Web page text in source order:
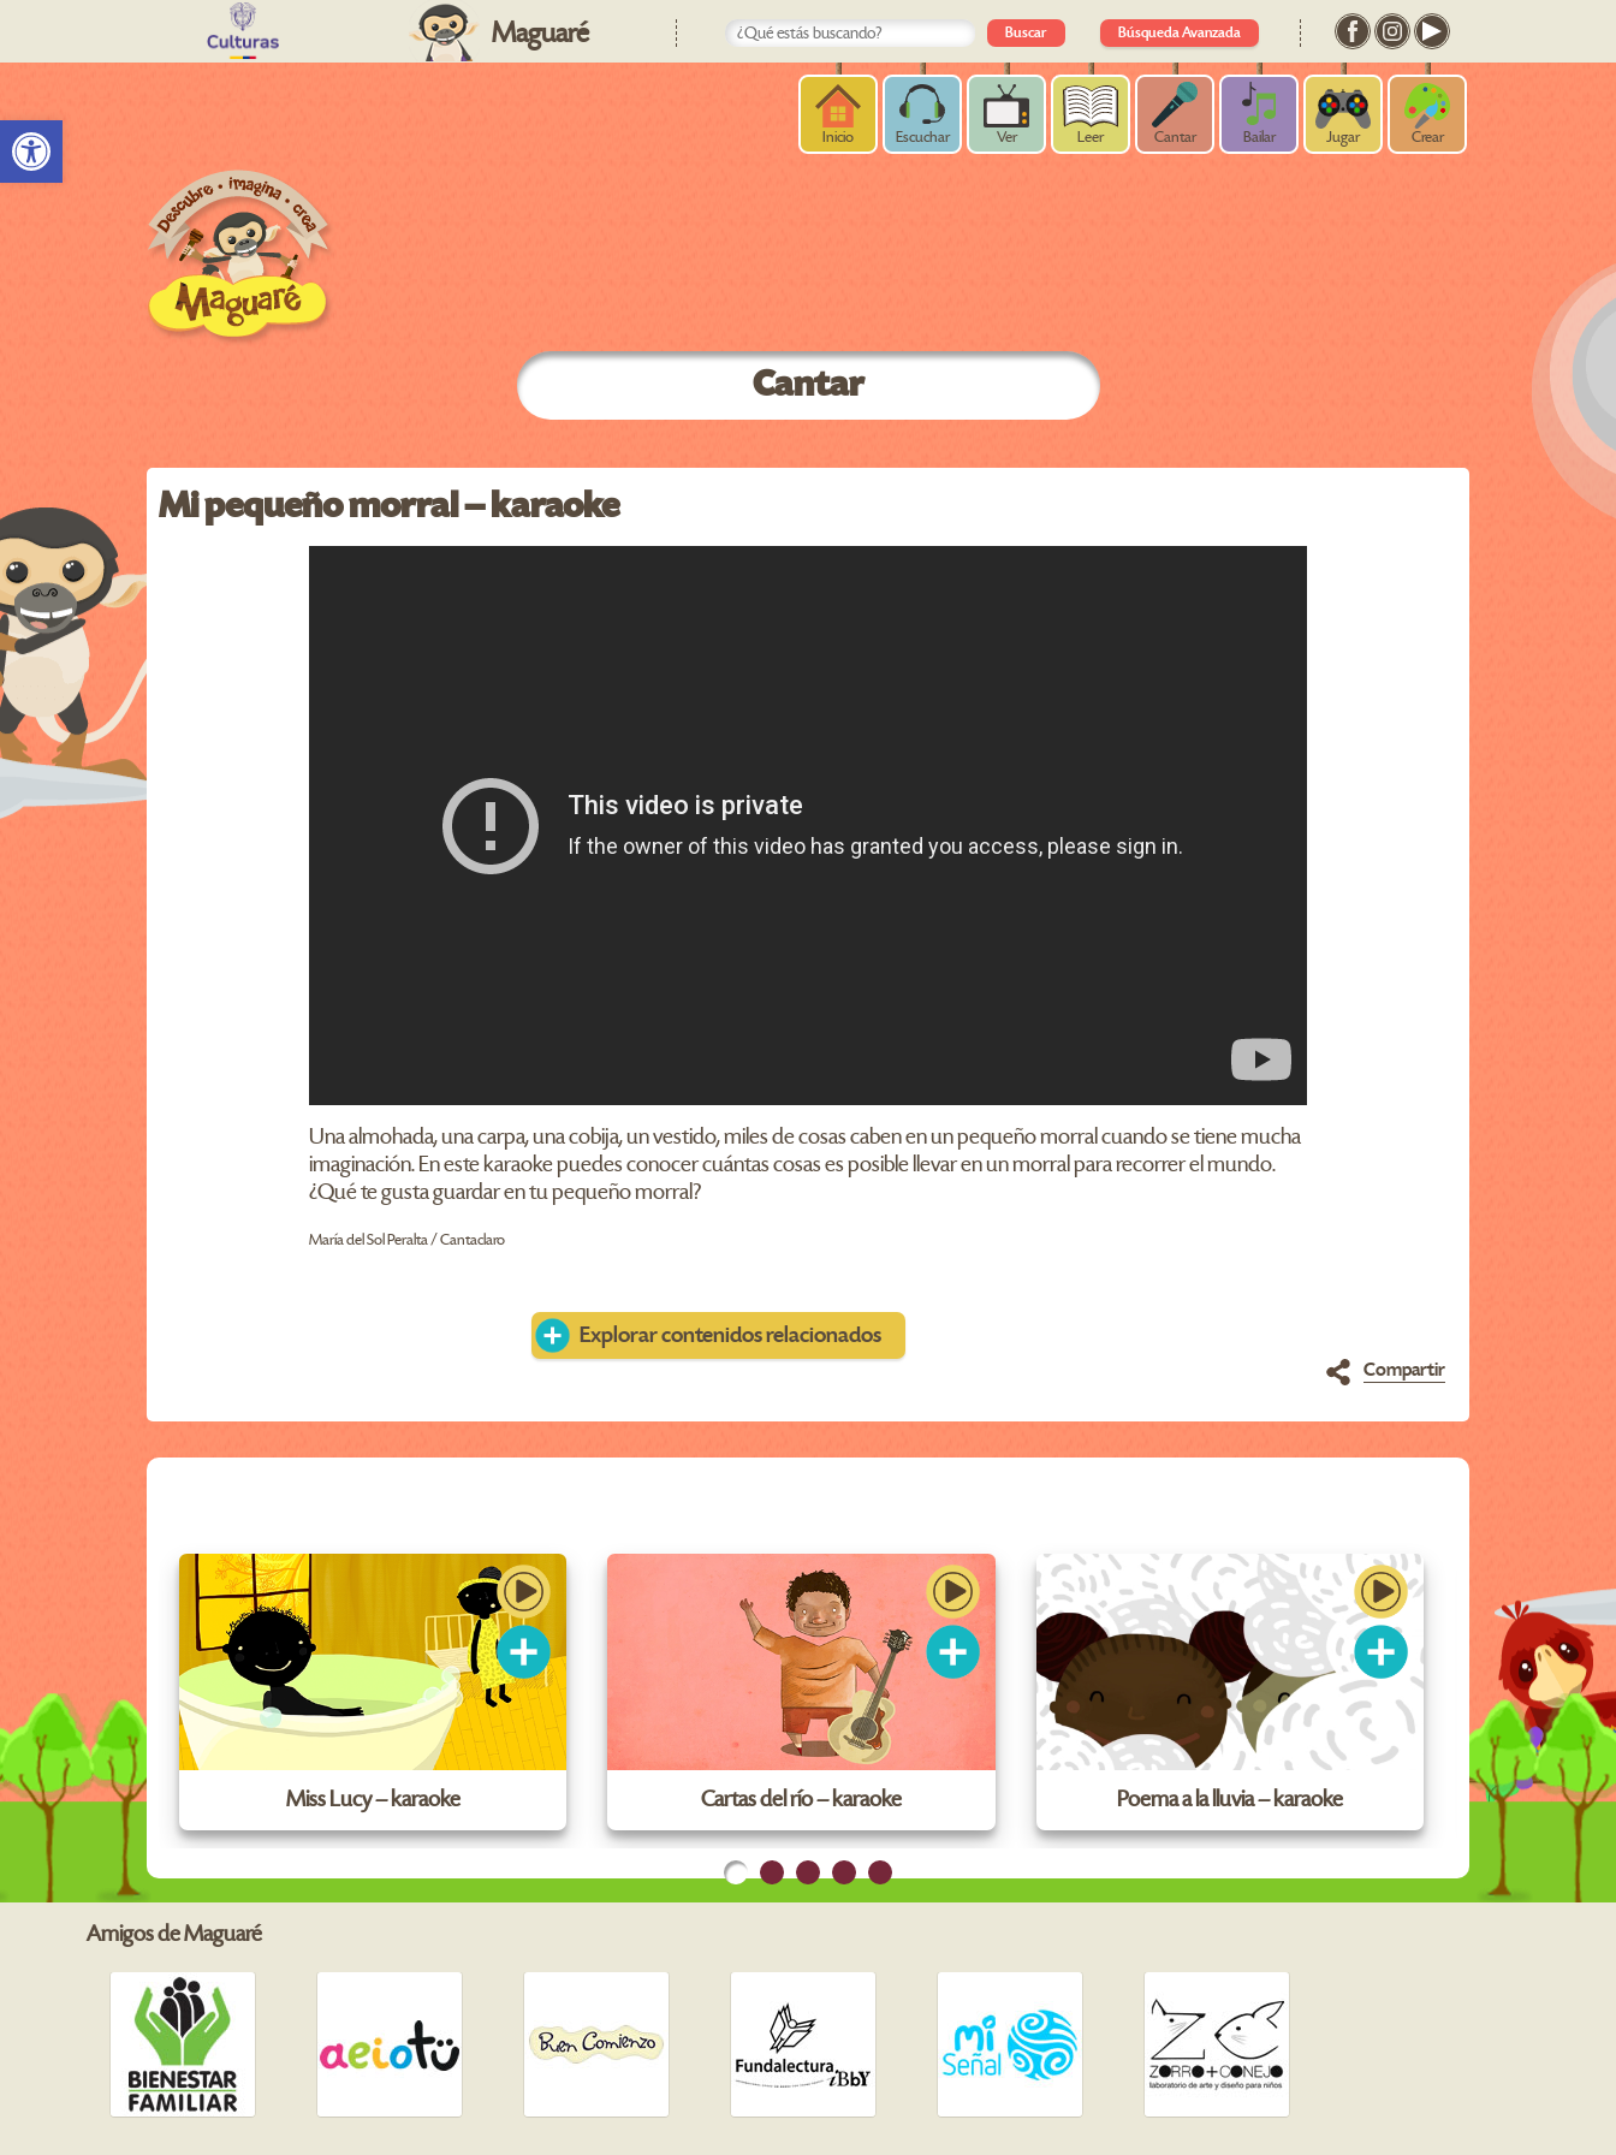
Abrir barra de herramientas
Maguaré Búsqueda Avanzada
Inicio Escuchar Ver Leer Cantar Bailar Jugar Crear
Cantar
Mi pequeño morral – karaoke
Una almohada, una carpa, una cobija, un vestido, miles de cosas caben en un pequeño morral cuando se tiene mucha
imaginación. En este karaoke puedes conocer cuántas cosas es posible llevar en un morral para recorrer el mundo.
¿Qué te gusta guardar en tu pequeño morral?
María del Sol Peralta / Cantaclaro
Explorar contenidos relacionados
Compartir
Miss Lucy – karaoke Cartas del río – karaoke Poema a la lluvia – karaoke
Amigos de Maguaré